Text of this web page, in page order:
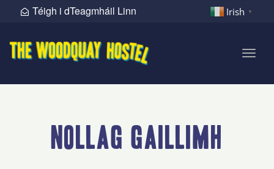
Irish ▼
Téigh i dTeagmháil Linn
nollag gaillimh